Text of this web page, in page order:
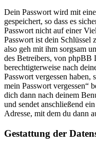
Dein Passwort wird mit
gespeichert, so dass es
Passwort nicht auf einer
Passwort ist dein Schlüssel
also geh mit ihm sorgsam
des Betreibers, von
berechtigterweise nach
Passwort vergessen
mein Passwort vergessen“
dich dann nach deinem
und sendet anschließend
Adresse, mit dem du dann
Gestattung der